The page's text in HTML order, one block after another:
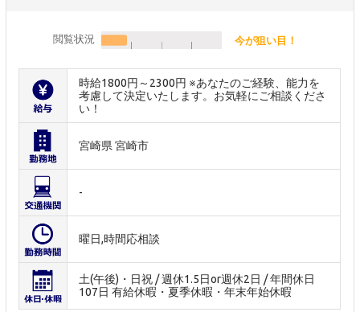
閲覧状況 今が狙い目！
時給1800円～2300円 ※あなたのご経験、能力を
考慮して決定いたします。お気軽にご相談くださ
い！
宮崎県 宮崎市
-
曜日,時間応相談
土(午後)・日祝 / 週休1.5日or週休2日 / 年間休日
107日 有給休暇・夏季休暇・年末年始休暇